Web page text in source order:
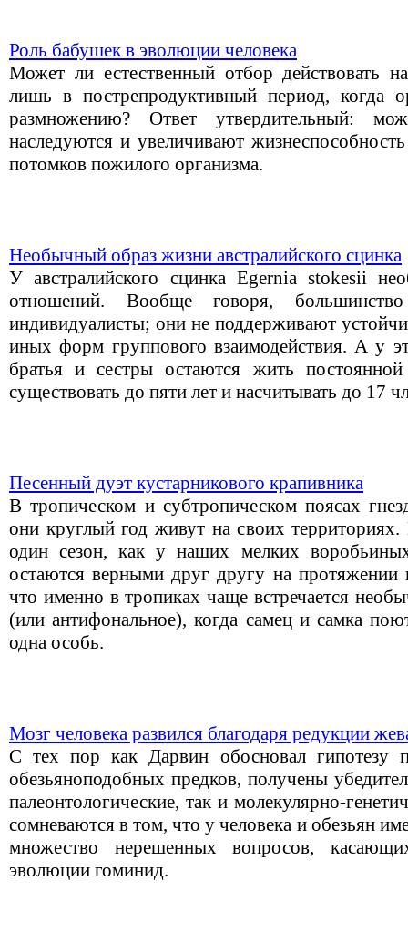
Роль бабушек в эволюции человека
Может ли естественный отбор действовать
лишь в пострепродуктивный период, когда
размножению? Ответ утвердительный:
наследуются и увеличивают
потомков пожилого организма.
Необычный образ жизни австралийского сцинка
У австралийского сцинка Egernia stokesii
отношений. Вообще говоря,
индивидуалисты; они не поддерживают
иных форм группового взаимодействия. А у
братья и сестры остаются жить
существовать до пяти лет и насчитывать до 17
Песенный дуэт кустарникового крапивника
В тропическом и субтропическом поясах
они круглый год живут на своих
один сезон, как у наших мелких
остаются верными друг другу на протяжении
что именно в тропиках чаще встречается
(или антифональное), когда самец и самка
одна особь.
Мозг человека развился благодаря редукции
С тех пор как Дарвин обосновал гипотезу
обезьяноподобных предков, получены
палеонтологические, так и молекулярно-
сомневаются в том, что у человека и обезьян
множество нерешенных вопросов,
эволюции гоминид.